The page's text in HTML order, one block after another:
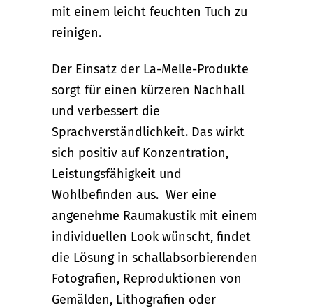
mit einem leicht feuchten Tuch zu
reinigen.
Der Einsatz der La-Melle-Produkte
sorgt für einen kürzeren Nachhall
und verbessert die
Sprachverständlichkeit. Das wirkt
sich positiv auf Konzentration,
Leistungsfähigkeit und
Wohlbefinden aus. Wer eine
angenehme Raumakustik mit einem
individuellen Look wünscht, findet
die Lösung in schallabsorbierenden
Fotografien, Reproduktionen von
Gemälden, Lithografien oder